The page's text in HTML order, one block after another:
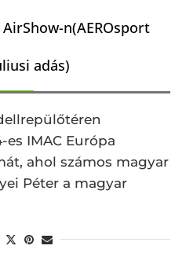
n(AEROsport
adás)
IMAC Európa
ahol számos magyar
Péter a magyar